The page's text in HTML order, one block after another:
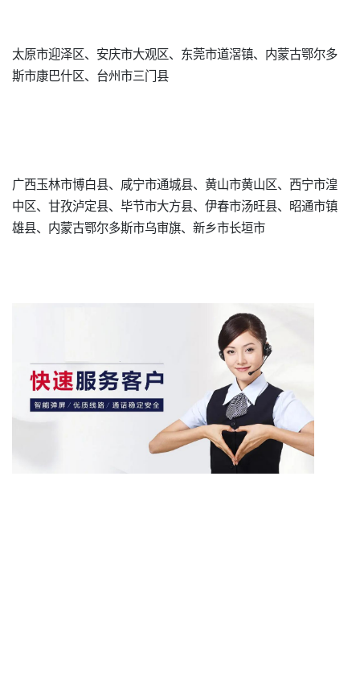
太原市迎泽区、安庆市大观区、东莞市道滘镇、内蒙古鄂尔多
斯市康巴什区、台州市三门县
广西玉林市博白县、咸宁市通城县、黄山市黄山区、西宁市湟
中区、甘孜泸定县、毕节市大方县、伊春市汤旺县、昭通市镇
雄县、内蒙古鄂尔多斯市乌审旗、新乡市长垣市